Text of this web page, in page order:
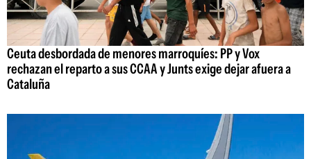
Ceuta desbordada de menores marroquíes: PP y Vox
rechazan el reparto a sus CCAA y Junts exige dejar afuera a
Cataluña